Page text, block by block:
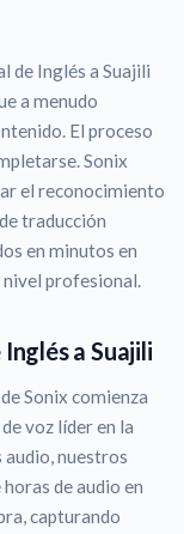
de Inglés a Suajili
a menudo
El proceso
Sonix
el reconocimiento
traducción
en minutos en
nivel profesional.
a Suajili
Sonix comienza
voz líder en la
audio, nuestros
de audio en
capturando